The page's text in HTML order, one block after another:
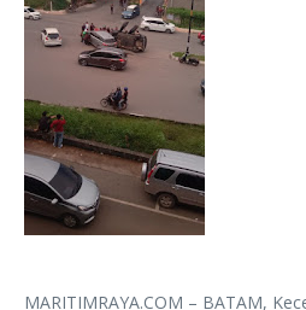
MARITIMRAYA.COM – BATAM,